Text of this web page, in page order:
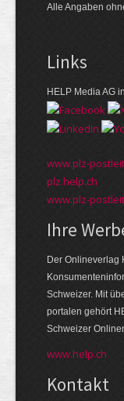
Alle Angaben
Links
HELP Media AG
www.plz-
plz.help.ch
www.plz-
Ihre
Der Onlineverlag
Schweizer. Mit
portalen gehört
Schweizer
www.help.ch
Kontakt